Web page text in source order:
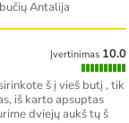
Antalija
Įvertinimas
10.0
š į vieš butį , tik
iš karto apsuptas
dviejų aukš tų š